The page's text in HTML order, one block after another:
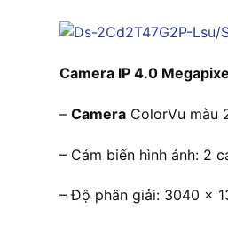
Camera IP 4.0
– Camera ColorVu màu
– Cảm biến hình ảnh: 2
– Độ phân giải: 3040 ×